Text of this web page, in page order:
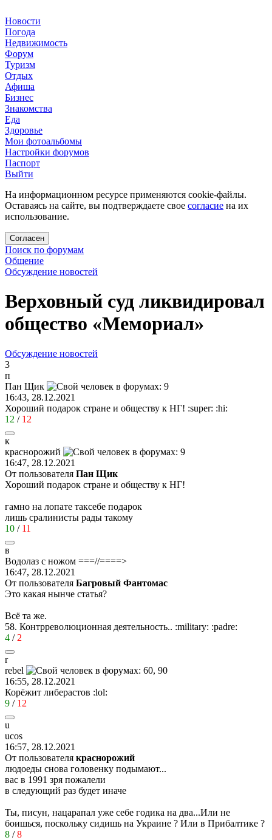
Новости
Погода
Недвижимость
Форум
Туризм
Отдых
Афиша
Бизнес
Знакомства
Еда
Здоровье
Мои фотоальбомы
Настройки форумов
Паспорт
Выйти
На информационном ресурсе применяются cookie-файлы.
Оставаясь на сайте, вы подтверждаете свое согласие на их
использование.
Согласен
Поиск по форумам
Общение
Обсуждение новостей
Верховный суд ликвидировал
общество «Мемориал»
Обсуждение новостей
3
п
Пан Щик
16:43, 28.12.2021
Хороший подарок стране и обществу к НГ! :super: :hi:
12 / 12
к
краснорожий
16:47, 28.12.2021
От пользователя Пан Щик
Хороший подарок стране и обществу к НГ!
гамно на лопате таксебе подарок
лишь сралинисты рады такому
10 / 11
в
Водолаз с ножом ===//====>
16:47, 28.12.2021
От пользователя Багровый Фантомас
Это какая нынче статья?
Всё та же.
58. Контрреволюционная деятельность.. :military: :padre:
4 / 2
r
rebel
16:55, 28.12.2021
Корёжит либерастов :lol:
9 / 12
u
ucos
16:57, 28.12.2021
От пользователя краснорожий
людоеды снова головенку подымают...
вас в 1991 зря пожалели
в следующий раз будет иначе
Ты, писун, нацарапал уже себе годика на два...Или не
боишься, поскольку сидишь на Украине ? Или в Прибалтике ?
8 /8